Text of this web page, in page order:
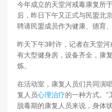
今年成立的天堂河戒毒康复所
后，昨日下午又正式与民盟北
聘请民盟成员作为健康、德育
昨天下午3时许，记者在天堂
有大型健身房，设备齐全，康
炼。
在活动室，康复人员们共同演
复人员心理治疗的一种方式。”
脱毒期的康复人员来说，身体